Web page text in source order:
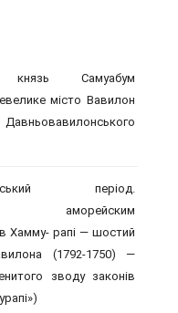
князь Самуабум
місто Вавилон
період.
аморейским
Хамму- рапі — шостий
(1792-1750) —
зводу законів